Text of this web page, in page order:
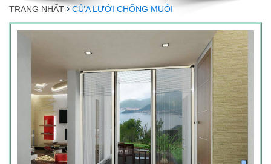
TRANG NHẤT CỬA LƯỚI CHỐNG MUỖI